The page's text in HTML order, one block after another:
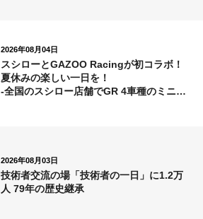
2026年08月04日
スシローとGAZOO Racingが初コラボ！
夏休みの楽しい一日を！
-全国のスシロー店舗でGR 4車種のミニカ
2026年08月03日
技術者交流の場「技術者の一日」に1.2万
人 79年の歴史継承